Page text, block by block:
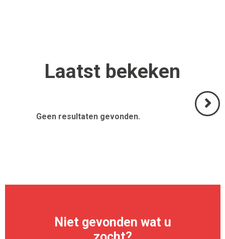
Laatst bekeken
Geen resultaten gevonden.
Niet gevonden wat u